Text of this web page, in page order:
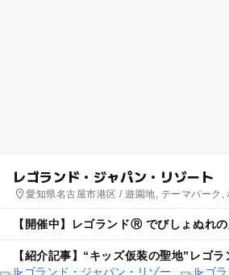
レゴランド・ジャパン・リゾート
愛知県名古屋市港区 / 遊園地, テーマパーク,
【開催中】レゴランドⓇ でびしょぬれ
【紹介記事】“キッズ仮装の聖地”レゴ
ーティー！フォトスポット満載10/2開幕